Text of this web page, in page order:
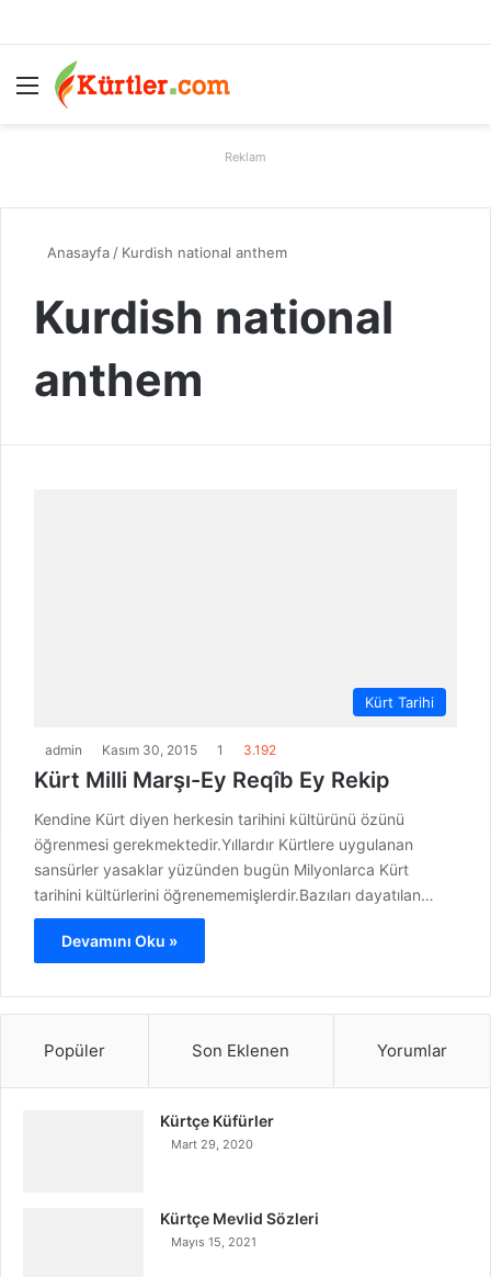
Menü
Reklam
Anasayfa / Kurdish national anthem
Kurdish national
anthem
Kürt Tarihi
admin Kasım 30, 2015 1 3.192
Kürt Milli Marşı-Ey Reqîb Ey Rekip
Kendine Kürt diyen herkesin tarihini kültürünü özünü
öğrenmesi gerekmektedir.Yıllardır Kürtlere uygulanan
sansürler yasaklar yüzünden bugün Milyonlarca Kürt
tarihini kültürlerini öğrenememişlerdir.Bazıları dayatılan…
Devamını Oku »
Popüler Son Eklenen Yorumlar
Kürtçe Küfürler
Mart 29, 2020
Kürtçe Mevlid Sözleri
Mayıs 15, 2021